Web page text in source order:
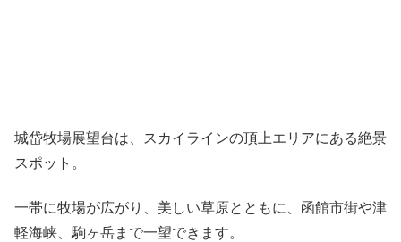
城岱牧場展望台は、スカイラインの頂上エリアにある絶景
スポット。
一帯に牧場が広がり、美しい草原とともに、函館市街や津
軽海峡、駒ヶ岳まで一望できます。